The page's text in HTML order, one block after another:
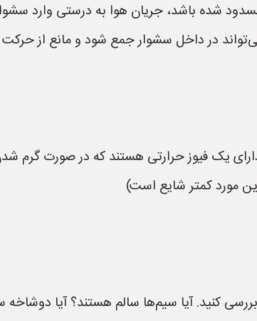
شده باشد، جریان هوا به درستی وارد
در داخل سشوار جمع شود و مانع از
یک فیوز حرارتی هستند که در صورت گرم
مورد کمتر شایع است)